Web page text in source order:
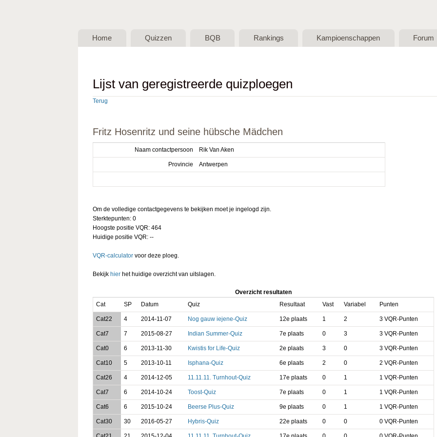
Belgische
vzw
Home Quizzen BQB Rankings Kampioenschappen Forum
Lijst van geregistreerde quizploegen
Terug
Fritz Hosenritz und seine hübsche Mädchen
Naam contactpersoon Rik Van Aken
Provincie Antwerpen
Om de volledige contactgegevens te bekijken moet je ingelogd zijn.
Sterktepunten: 0
Hoogste positie VQR: 464
Huidige positie VQR: --
VQR-calculator voor deze ploeg.
Bekijk hier het huidige overzicht van uitslagen.
Overzicht resultaten
Cat
SP Datum Quiz Resultaat Vast Variabel Punten
Cat22 4 2014-11-07 Nog gauw iejene-Quiz 12e plaats 1 2 3 VQR-Punten
Cat7 7 2015-08-27 Indian Summer-Quiz 7e plaats 0 3 3 VQR-Punten
Cat0 6 2013-11-30 Kwistis for Life-Quiz 2e plaats 3 0 3 VQR-Punten
Cat10 5 2013-10-11 Isphana-Quiz 6e plaats 2 0 2 VQR-Punten
Cat26 4 2014-12-05 11.11.11. Turnhout-Quiz 17e plaats 0 1 1 VQR-Punten
Cat7 6 2014-10-24 Toost-Quiz 7e plaats 0 1 1 VQR-Punten
Cat6 6 2015-10-24 Beerse Plus-Quiz 9e plaats 0 1 1 VQR-Punten
Cat30 30 2016-05-27 Hybris-Quiz 22e plaats 0 0 0 VQR-Punten